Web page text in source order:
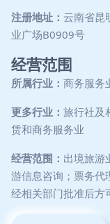
注册地址： 云南省昆
业广场B0909号
经营范围
所属行业： 商务服务
更多行业： 旅行社及
赁和商务服务业
经营范围： 出境旅游
游信息咨询；票务代
经相关部门批准后方